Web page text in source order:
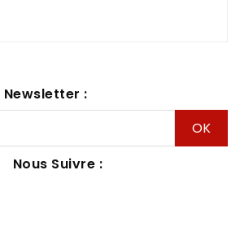
Newsletter :
Nous Suivre :